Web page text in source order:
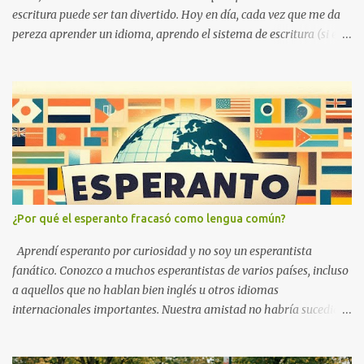
escritura puede ser tan divertido. Hoy en día, cada vez que me da
pereza aprender un idioma, aprendo el sistema de escritura (si es
amigos con tus nuevos conocimientos!
¿Por qué el esperanto fracasó como lengua común?
Aprendí esperanto por curiosidad y no soy un esperantista
fanático. Conozco a muchos esperantistas de varios países, incluso
a aquellos que no hablan bien inglés u otros idiomas
internacionales importantes. Nuestra amistad no habría sucedido